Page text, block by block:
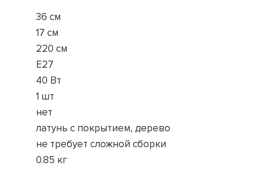
36 см
17 см
220 см
E27
40 Вт
1 шт
нет
латунь с покрытием, дерево
не требует сложной сборки
0.85 кг